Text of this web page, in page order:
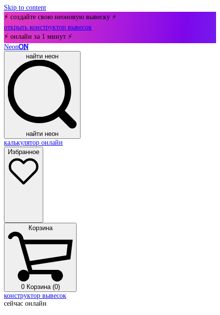
Skip to content
⚡ создайте свою неоновую вывеску ⚡
открыть конструктор вывесок
⚡ онлайн за 1 минут ⚡
NeonON
найти неон
найти неон
калькулятор онлайн
Избранное
Корзина
0 Корзина (0)
конструктор вывесок
сейчас онлайн